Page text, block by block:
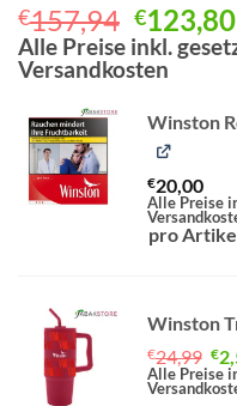
€157,94
Preis
war:
€123,80
Alle Preise inkl.
Versandkosten
Winston
€20,00
Alle Preise
pro
Winston
€24,99 €
Alle Preise